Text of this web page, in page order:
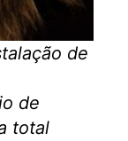
de
de
total